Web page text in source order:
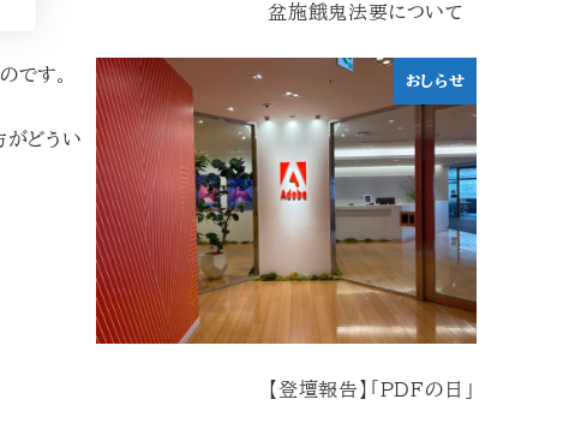
です。
がどうい
盆施餓鬼法要について
おしらせ
【登壇報告】「PDFの日」